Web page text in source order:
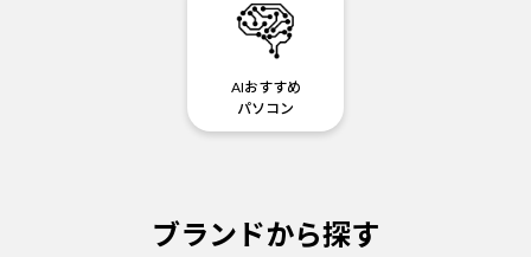
AIおすすめ
パソコン
ブランドから探す